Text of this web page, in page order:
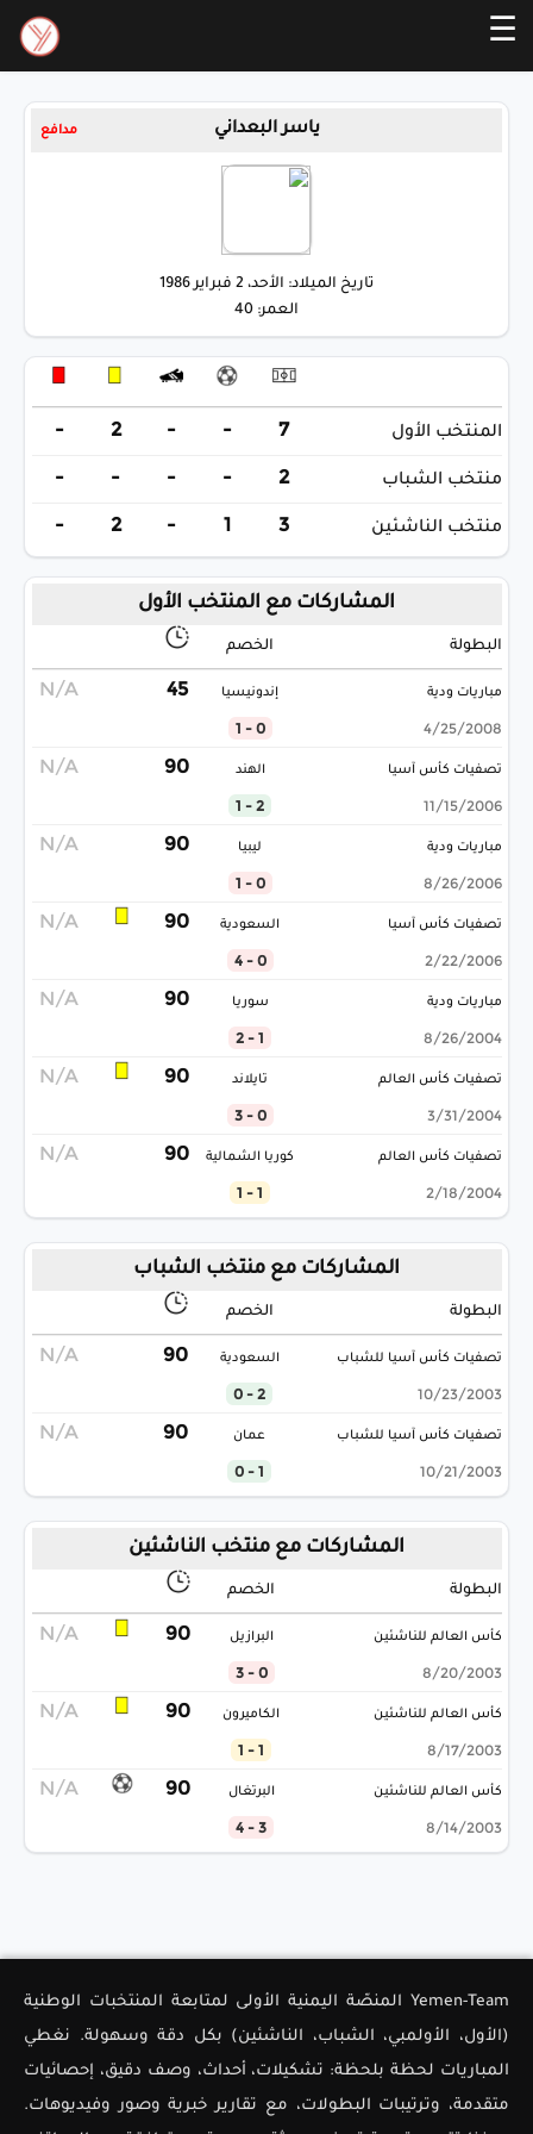
☰
ياسر البعداني مدافع
تاريخ الميلاد: الأحد، 2 فبراير 1986
العمر: 40
المنتخب الأول 7
-
-
2
-
منتخب الشباب 2
-
-
-
-
منتخب الناشئين 3
1
-
2
-
المشاركات مع المنتخب الأول
البطولة الخصم
مباريات ودية
4/25/2008
إندونيسيا
0 - 1
45
N/A
تصفيات كأس آسيا
11/15/2006
الهند
2 - 1
90
N/A
مباريات ودية
8/26/2006
ليبيا
0 - 1
90
N/A
تصفيات كأس آسيا
2/22/2006
السعودية
0 - 4
90
N/A
مباريات ودية
8/26/2004
سوريا
1 - 2
90
N/A
تصفيات كأس العالم
3/31/2004
تايلاند
0 - 3
90
N/A
تصفيات كأس العالم
2/18/2004
كوريا الشمالية
1 - 1
90
N/A
المشاركات مع منتخب الشباب
البطولة الخصم
تصفيات كأس آسيا للشباب
10/23/2003
السعودية
2 - 0
90
N/A
تصفيات كأس آسيا للشباب
10/21/2003
عمان
1 - 0
90
N/A
المشاركات مع منتخب الناشئين
البطولة الخصم
كأس العالم للناشئين
8/20/2003
البرازيل
0 - 3
90
N/A
كأس العالم للناشئين
8/17/2003
الكاميرون
1 - 1
90
N/A
كأس العالم للناشئين
8/14/2003
البرتغال
3 - 4
90
N/A
Yemen-Team المنصّة اليمنية الأولى لمتابعة المنتخبات الوطنية
(الأول، الأولمبي، الشباب، الناشئين) بكل دقة وسهولة. نغطي
المباريات لحظة بلحظة: تشكيلات، أحداث، وصف دقيق، إحصائيات
متقدمة، وترتيبات البطولات، مع تقارير خبرية وصور وفيديوهات.